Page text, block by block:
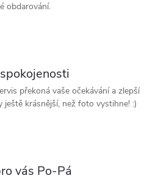
obdarování.
překoná vaše očekávání a zlepší
ještě krásnější, než foto vystihne! :)
vás Po-Pá